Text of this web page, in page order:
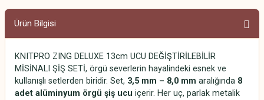
Ürün Bilgisi
KNITPRO ZING DELUXE 13cm UCU DEĞİŞTİRİLEBİLİR
MİSİNALI ŞİŞ SETİ, örgü severlerin hayalindeki esnek ve
kullanışlı setlerden biridir. Set, 3,5 mm – 8,0 mm aralığında 8
adet alüminyum örgü şiş ucu içerir. Her uç, parlak metalik